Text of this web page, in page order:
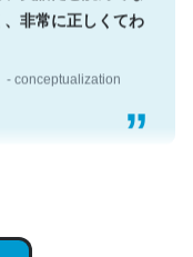
非常に正しくてわ
- conceptualization
。/続編来た